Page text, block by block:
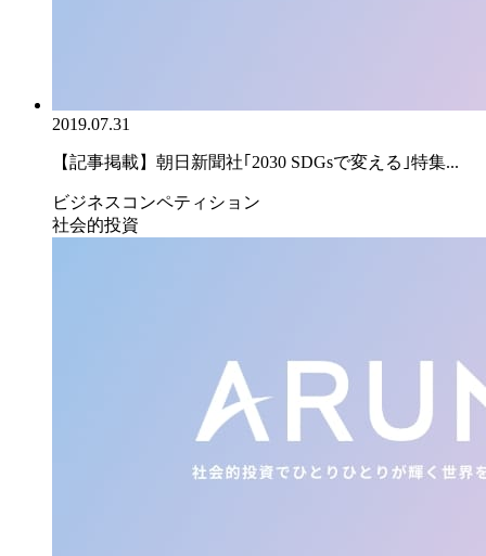
2019.07.31
【記事掲載】朝日新聞社｢2030 SDGsで変える｣特集...
ビジネスコンペティション
社会的投資